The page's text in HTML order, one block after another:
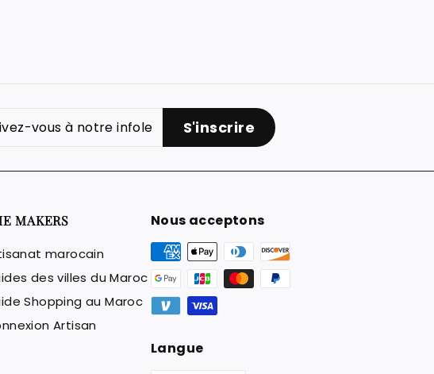
S'inscrire
MAKERS
marocain
des villes du Maroc
Shopping au Maroc
Artisan
Nous acceptons
Langue